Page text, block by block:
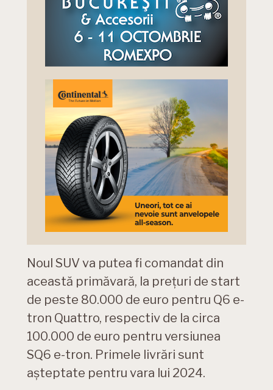
Noul SUV va putea fi comandat din
această primăvară, la prețuri de start
de peste 80.000 de euro pentru Q6 e-
tron Quattro, respectiv de la circa
100.000 de euro pentru versiunea
SQ6 e-tron. Primele livrări sunt
așteptate pentru vara lui 2024.